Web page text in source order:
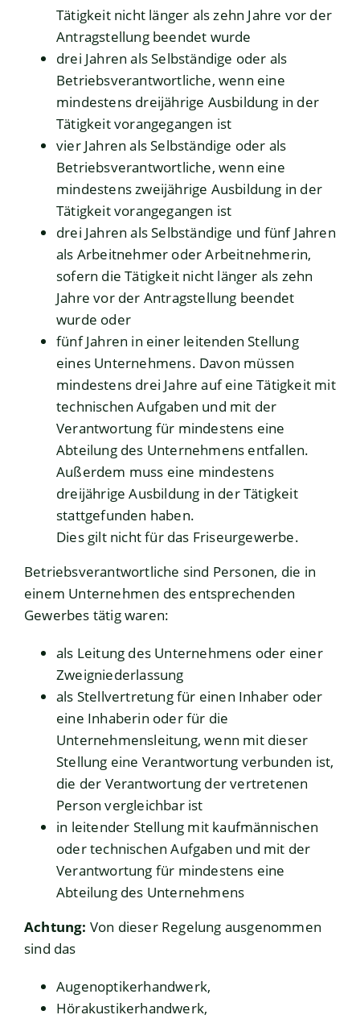
Tätigkeit nicht länger als zehn Jahre vor der
Antragstellung beendet wurde
drei Jahren als Selbständige oder als
Betriebsverantwortliche, wenn eine
mindestens dreijährige Ausbildung in der
Tätigkeit vorangegangen ist
vier Jahren als Selbständige oder als
Betriebsverantwortliche, wenn eine
mindestens zweijährige Ausbildung in der
Tätigkeit vorangegangen ist
drei Jahren als Selbständige und fünf Jahren
als Arbeitnehmer oder Arbeitnehmerin,
sofern die Tätigkeit nicht länger als zehn
Jahre vor der Antragstellung beendet
wurde oder
fünf Jahren in einer leitenden Stellung
eines Unternehmens. Davon müssen
mindestens drei Jahre auf eine Tätigkeit mit
technischen Aufgaben und mit der
Verantwortung für mindestens eine
Abteilung des Unternehmens entfallen.
Außerdem muss eine mindestens
dreijährige Ausbildung in der Tätigkeit
stattgefunden haben.
Dies gilt nicht für das Friseurgewerbe.
Betriebsverantwortliche sind Personen, die in
einem Unternehmen des entsprechenden
Gewerbes tätig waren:
als Leitung des Unternehmens oder einer
Zweigniederlassung
als Stellvertretung für einen Inhaber oder
eine Inhaberin oder für die
Unternehmensleitung, wenn mit dieser
Stellung eine Verantwortung verbunden ist,
die der Verantwortung der vertretenen
Person vergleichbar ist
in leitender Stellung mit kaufmännischen
oder technischen Aufgaben und mit der
Verantwortung für mindestens eine
Abteilung des Unternehmens
Achtung: Von dieser Regelung ausgenommen
sind das
Augenoptikerhandwerk,
Hörakustikerhandwerk,